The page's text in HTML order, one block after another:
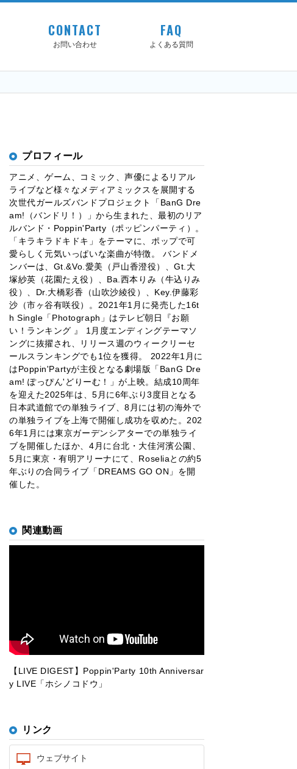
CONTACT
お問い合わせ
FAQ
よくある質問
プロフィール
アニメ、ゲーム、コミック、声優によるリアル
ライブなど様々なメディアミックスを展開する
次世代ガールズバンドプロジェクト「BanG Dre
am!（バンドリ！）」から生まれた、最初のリア
ルバンド・Poppin'Party（ポッピンパーティ）。
「キラキラドキドキ」をテーマに、ポップで可
愛らしく元気いっぱいな楽曲が特徴。 バンドメ
ンバーは、Gt.&Vo.愛美（戸山香澄役）、Gt.大
塚紗英（花園たえ役）、Ba.西本りみ（牛込りみ
役）、Dr.大橋彩香（山吹沙綾役）、Key.伊藤彩
沙（市ヶ谷有咲役）。2021年1月に発売した16t
h Single「Photograph」はテレビ朝日『お願
い！ランキング 』 1月度エンディングテーマソ
ングに抜擢され、リリース週のウィークリーセ
ールスランキングでも1位を獲得。 2022年1月に
はPoppin'Partyが主役となる劇場版「BanG Dre
am! ぽっぴん'どりーむ！」が上映。結成10周年
を迎えた2025年は、5月に6年ぶり3度目となる
日本武道館での単独ライブ、8月には初の海外で
の単独ライブを上海で開催し成功を収めた。202
6年1月には東京ガーデンシアターでの単独ライ
ブを開催したほか、4月に台北・大佳河濱公園、
5月に東京・有明アリーナにて、Roseliaとの約5
年ぶりの合同ライブ「DREAMS GO ON」を開
催した。
関連動画
【LIVE DIGEST】Poppin'Party 10th Anniversar
y LIVE「ホシノコドウ」
リンク
ウェブサイト